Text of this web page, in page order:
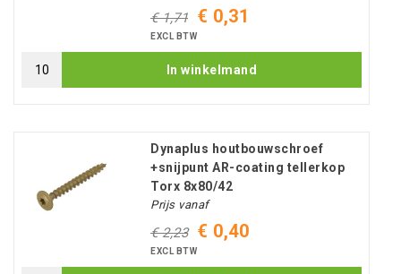
€ 1,71 € 0,31
EXCL BTW
In winkelmand
Dynaplus houtbouwschroef
+snijpunt AR-coating tellerkop
Torx 8x80/42
Prijs vanaf
€ 2,23 € 0,40
EXCL BTW